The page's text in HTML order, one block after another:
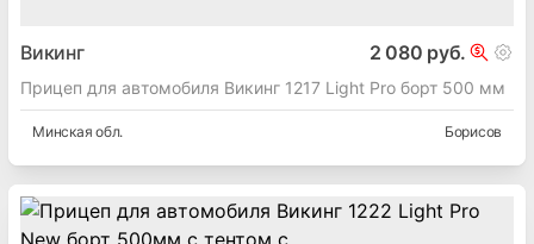
Викинг 2 080 руб.
Прицеп для автомобиля Викинг 1217 Light Pro борт 500 мм
Минская обл. Борисов